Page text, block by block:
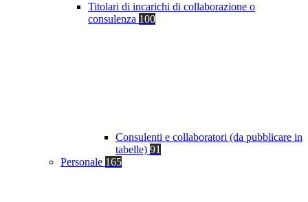
Titolari di incarichi di collaborazione o
consulenza 100
Consulenti e collaboratori (da pubblicare in
tabelle) 91
Personale 165